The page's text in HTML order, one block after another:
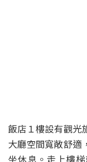
飯店１樓設有觀光
大廳空間寬敞舒適
坐休息。走上樓